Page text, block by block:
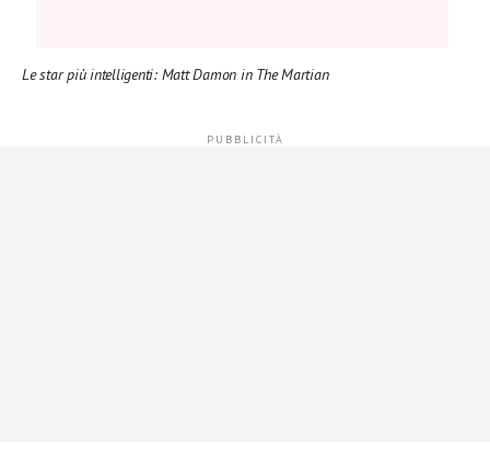
Le star più intelligenti: Matt Damon in The Martian